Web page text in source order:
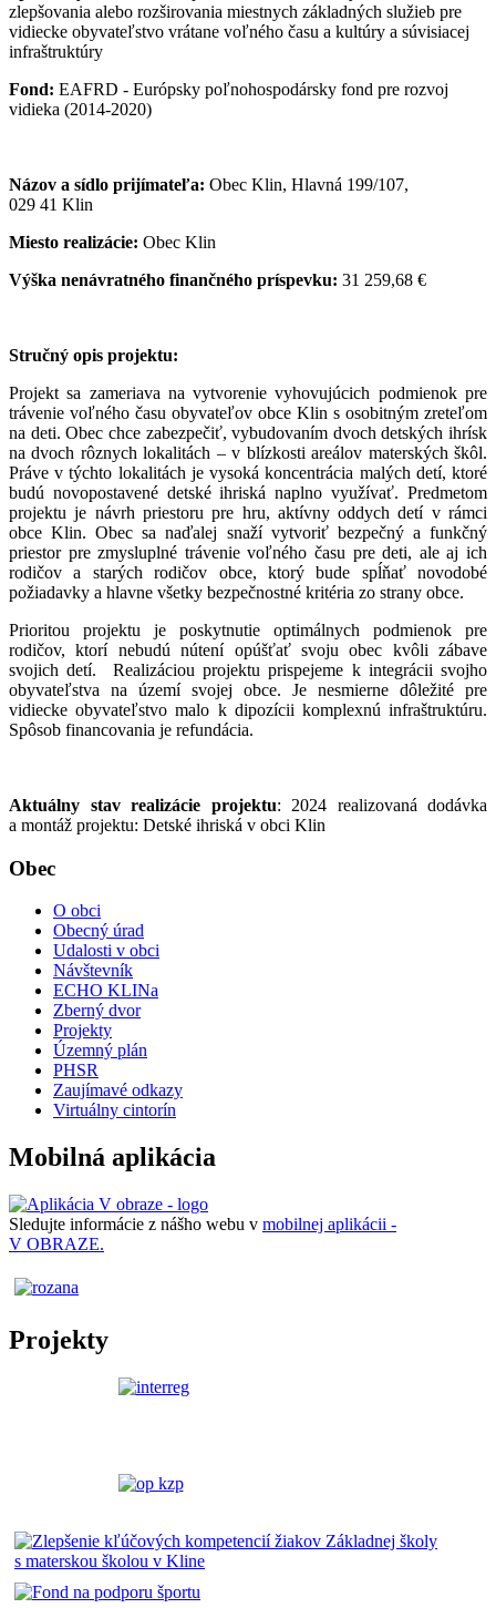
zlepšovania alebo rozširovania miestnych základných služieb pre
vidiecke obyvateľstvo vrátane voľného času a kultúry a súvisiacej
infraštruktúry
Fond: EAFRD - Európsky poľnohospodársky fond pre rozvoj
vidieka (2014-2020)
Názov a sídlo prijímateľa: Obec Klin, Hlavná 199/107,
029 41 Klin
Miesto realizácie: Obec Klin
Výška nenávratného finančného príspevku: 31 259,68 €
Stručný opis projektu:
Projekt sa zameriava na vytvorenie vyhovujúcich podmienok pre
trávenie voľného času obyvateľov obce Klin s osobitným zreteľom
na deti. Obec chce zabezpečiť, vybudovaním dvoch detských ihrísk
na dvoch rôznych lokalitách – v blízkosti areálov materských škôl.
Práve v týchto lokalitách je vysoká koncentrácia malých detí, ktoré
budú novopostavené detské ihriská naplno využívať. Predmetom
projektu je návrh priestoru pre hru, aktívny oddych detí v rámci
obce Klin. Obec sa naďalej snaží vytvoriť bezpečný a funkčný
priestor pre zmysluplné trávenie voľného času pre deti, ale aj ich
rodičov a starých rodičov obce, ktorý bude spĺňať novodobé
požiadavky a hlavne všetky bezpečnostné kritéria zo strany obce.
Prioritou projektu je poskytnutie optimálnych podmienok pre
rodičov, ktorí nebudú nútení opúšťať svoju obec kvôli zábave
svojich detí. Realizáciou projektu prispejeme k integrácii svojho
obyvateľstva na území svojej obce. Je nesmierne dôležité pre
vidiecke obyvateľstvo malo k dipozícii komplexnú infraštruktúru.
Spôsob financovania je refundácia.
Aktuálny stav realizácie projektu: 2024 realizovaná dodávka
a montáž projektu: Detské ihriská v obci Klin
Obec
O obci
Obecný úrad
Udalosti v obci
Návštevník
ECHO KLINa
Zberný dvor
Projekty
Územný plán
PHSR
Zaujímavé odkazy
Virtuálny cintorín
Mobilná aplikácia
Sledujte informácie z nášho webu v mobilnej aplikácii -
V OBRAZE.
Projekty